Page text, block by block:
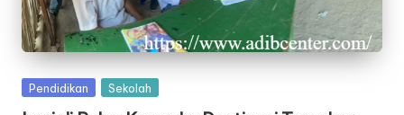
Posted
Pendidikan Sekolah